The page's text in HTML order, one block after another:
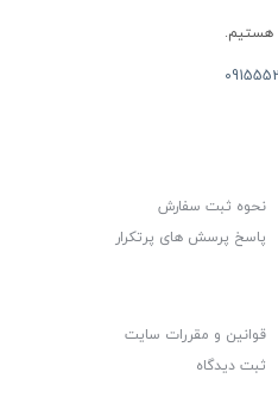
نحوه ثبت سفارش
پاسخ پرسش های پرتکرار
قوانین و مقررات سایت
ثبت دیدگاه